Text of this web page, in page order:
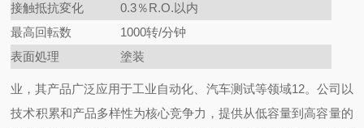
接触抵抗変化
0.3％R.O.以内
最高回転数
1000转/分钟
表面処理
塗装
业，其产品广泛应用于工业自动化、汽车测试等领域12。公司以
技术积累和产品多样性为核心竞争力，提供从低容量到高容量的